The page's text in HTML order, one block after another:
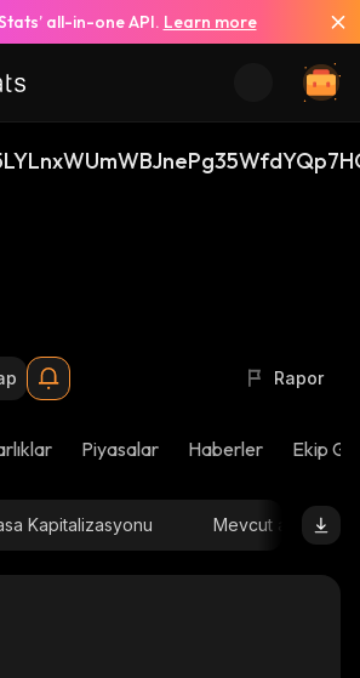
all-in-one API. Learn more
Rapor
Piyasalar Haberler Ekip
Kapitalizasyonu Mevcut arz